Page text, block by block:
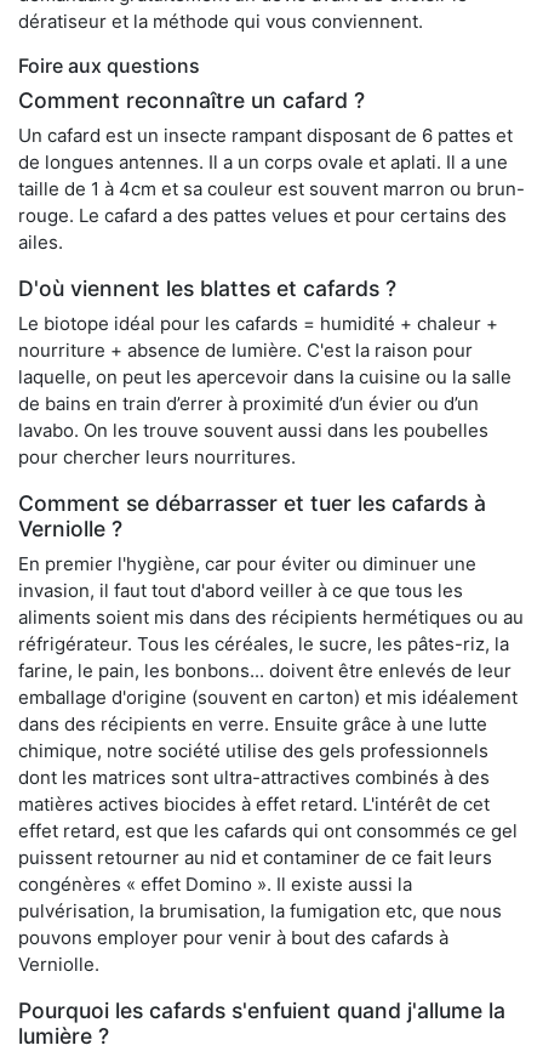
dératiseur et la méthode qui vous conviennent.
Foire aux questions
Comment reconnaître un cafard ?
Un cafard est un insecte rampant disposant de 6 pattes et
de longues antennes. Il a un corps ovale et aplati. Il a une
taille de 1 à 4cm et sa couleur est souvent marron ou brun-
rouge. Le cafard a des pattes velues et pour certains des
ailes.
D'où viennent les blattes et cafards ?
Le biotope idéal pour les cafards = humidité + chaleur +
nourriture + absence de lumière. C'est la raison pour
laquelle, on peut les apercevoir dans la cuisine ou la salle
de bains en train d’errer à proximité d’un évier ou d’un
lavabo. On les trouve souvent aussi dans les poubelles
pour chercher leurs nourritures.
Comment se débarrasser et tuer les cafards à
Verniolle ?
En premier l'hygiène, car pour éviter ou diminuer une
invasion, il faut tout d'abord veiller à ce que tous les
aliments soient mis dans des récipients hermétiques ou au
réfrigérateur. Tous les céréales, le sucre, les pâtes-riz, la
farine, le pain, les bonbons... doivent être enlevés de leur
emballage d'origine (souvent en carton) et mis idéalement
dans des récipients en verre. Ensuite grâce à une lutte
chimique, notre société utilise des gels professionnels
dont les matrices sont ultra-attractives combinés à des
matières actives biocides à effet retard. L'intérêt de cet
effet retard, est que les cafards qui ont consommés ce gel
puissent retourner au nid et contaminer de ce fait leurs
congénères « effet Domino ». Il existe aussi la
pulvérisation, la brumisation, la fumigation etc, que nous
pouvons employer pour venir à bout des cafards à
Verniolle.
Pourquoi les cafards s'enfuient quand j'allume la
lumière ?